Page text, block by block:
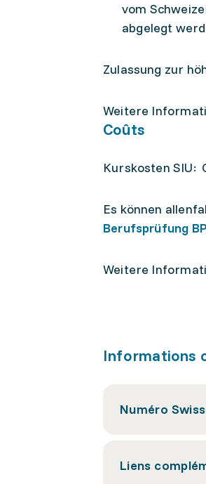
vom
abgelegt
Zulassung zur
Weitere
Coûts
Kurskosten SIU:
Es können
Berufsprüfung
Weitere
Informations
Numéro
Liens